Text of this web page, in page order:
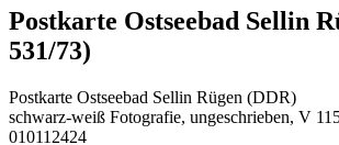
Postkarte Ostseebad Sellin
531/73)
Postkarte Ostseebad Sellin Rügen (DDR)
schwarz-weiß Fotografie, ungeschrieben, V
010112424